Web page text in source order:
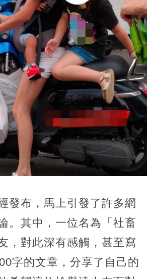
發布，馬上引發了許多網
。其中，一位名為「社畜
，對此深有感觸，甚至寫
字的文章，分享了自己的